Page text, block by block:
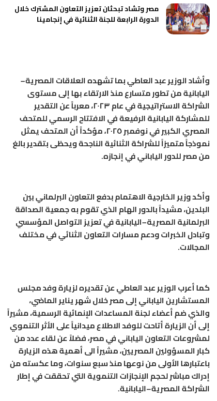
مصر وتشاد تبحثان تعزيز التعاون المشترك خلال
الدورة الرابعة للجنة الثنائية في إنجامينا
وأشاد الوزير عبد العاطي بما تشهده العلاقات المصرية–
اليابانية من تطور متسارع منذ الارتقاء بها إلى مستوى
الشراكة الاستراتيجية في عام ٢٠٢٣، معرباً عن التقدير
للمشاركة اليابانية الرفيعة في الافتتاح الرسمي للمتحف
المصري الكبير في نوفمبر ٢٠٢٥، مؤكداً أن المتحف يمثل
نموذجاً متميزاً للشراكة الثنائية الناجحة ويحظى بتقدير بالغ
من مصر للدور الياباني في إنجازه.
وأكد وزير الخارجية الاهتمام بدفع التعاون البرلماني بين
البلدين، مشيداً بالدور الهام الذي تقوم به جمعية الصداقة
البرلمانية المصرية–اليابانية في تعزيز التواصل المؤسسي
وتبادل الخبرات ودعم مسارات التعاون الثنائي في مختلف
المجالات.
كما أعرب الوزير عبد العاطي عن تقديره لزيارة وفد مجلس
المستشارين الياباني إلى مصر خلال شهر يناير الماضي،
والذي ضم أعضاء لجنة المساعدات الإنمائية الرسمية، مشيراً
إلى أن الزيارة أتاحت للوفد الاطلاع ميدانياً على الأثر التنموي
لمشروعات التعاون الياباني في مصر، فضلاً عن لقاء عدد من
كبار المسؤولين المصريين، مشيراً الى أهمية هذه الزيارة
باعتبارها الأولى من نوعها منذ سبع سنوات، وما عكسته من
إدراك مباشر لحجم الإنجازات التنموية التي تحققت في إطار
الشراكة المصرية–اليابانية.